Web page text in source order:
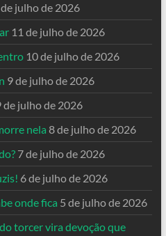
julho de 2026
11 de julho de 2026
10 de julho de 2026
9 de julho de 2026
de julho de 2026
nela 8 de julho de 2026
7 de julho de 2026
6 de julho de 2026
onde fica 5 de julho de 2026
torcer vira devoção que